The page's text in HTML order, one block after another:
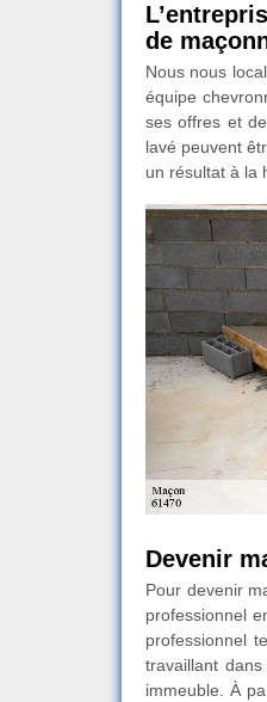
de
Nous nous
équipe
ses offres et
lavé peuvent
un résultat à la
Devenir
Pour devenir
professionnel
professionnel
travaillant
immeuble. À